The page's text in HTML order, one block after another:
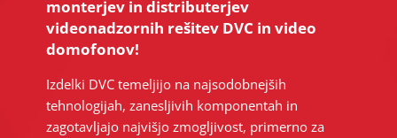
monterjev in distributerjev
videonadzornih rešitev DVC in video
domofonov!
Izdelki DVC temeljijo na najsodobnejših
tehnologijah, zanesljivih komponentah in
zagotavljajo najvišjo zmogljivost, primerno za